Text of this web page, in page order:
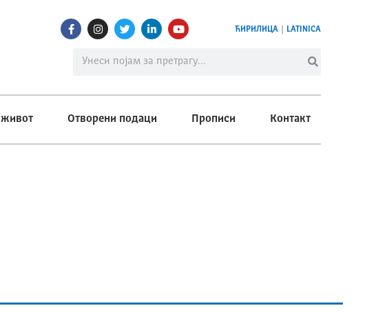
ЋИРИЛИЦА LATINICA
живот Отворени подаци Прописи Контакт